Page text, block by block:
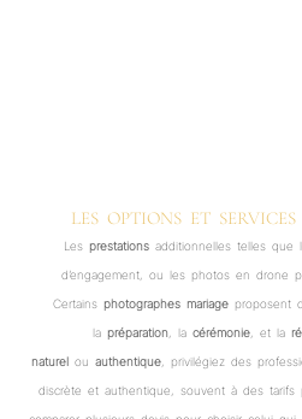
LES OPTIONS ET
Les prestations additionnelles telles que
d’engagement, ou les photos en drone
Certains photographes mariageproposent
la préparation , la cérémonie , et la
naturelou authentique, privilégiez des
discrète et authentique, souvent à des tarifs